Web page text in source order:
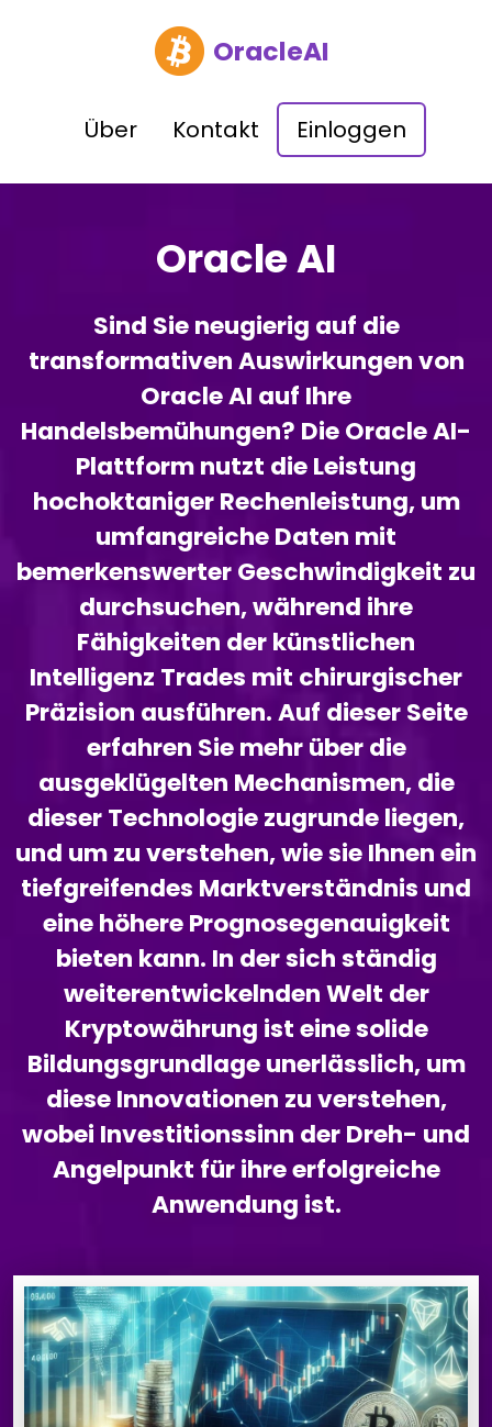
OracleAI
Über Kontakt Einloggen
Oracle AI
Sind Sie neugierig auf die
transformativen Auswirkungen von
Oracle AI auf Ihre
Handelsbemühungen? Die Oracle AI-
Plattform nutzt die Leistung
hochoktaniger Rechenleistung, um
umfangreiche Daten mit
bemerkenswerter Geschwindigkeit zu
durchsuchen, während ihre
Fähigkeiten der künstlichen
Intelligenz Trades mit chirurgischer
Präzision ausführen. Auf dieser Seite
erfahren Sie mehr über die
ausgeklügelten Mechanismen, die
dieser Technologie zugrunde liegen,
und um zu verstehen, wie sie Ihnen ein
tiefgreifendes Marktverständnis und
eine höhere Prognosegenauigkeit
bieten kann. In der sich ständig
weiterentwickelnden Welt der
Kryptowährung ist eine solide
Bildungsgrundlage unerlässlich, um
diese Innovationen zu verstehen,
wobei Investitionssinn der Dreh- und
Angelpunkt für ihre erfolgreiche
Anwendung ist.